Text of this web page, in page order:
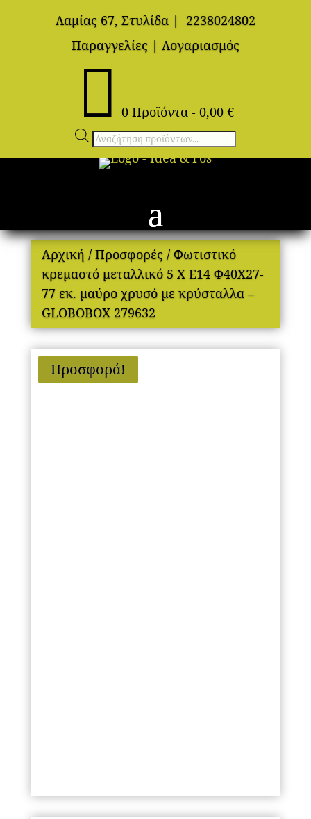
Λαμίας 67, Στυλίδα |
2238024802
Παραγγελίες | Λογαριασμός
 0 Προϊόντα - 0,00 €
Αναζήτηση
προϊόντων
Αρχική / Προσφορές/ Φωτιστικό
κρεμαστό μεταλλικό 5 Χ Ε14 Φ40Χ27-
77 εκ. μαύρο χρυσό με κρύσταλλα –
GLOBOBOX 279632
Προσφορά!